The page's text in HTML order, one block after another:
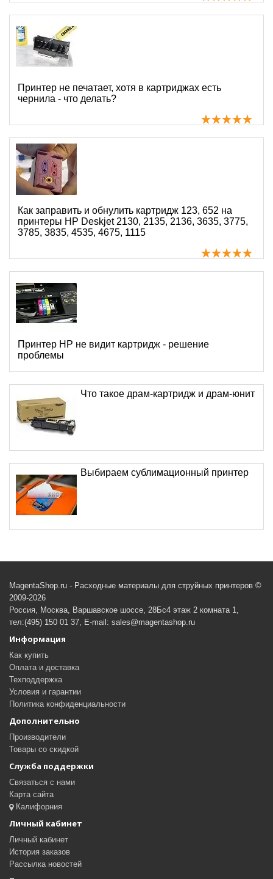
Принтер не печатает, хотя в картриджах есть
чернила - что делать?
Как заправить и обнулить картридж 123, 652 на
принтеры HP Deskjet 2130, 2135, 2136, 3635, 3775,
3785, 3835, 4535, 4675, 1115
Принтер HP не видит картридж - решение
проблемы
Что такое драм-картридж и драм-юнит
Выбираем сублимационный принтер
MagentaShop.ru - Расходные материалы для струйных принтеров ©
2009-2026
Россия, Москва, Варшавское шоссе, 28Бс4 этаж 2 комната 1,
тел:(495) 150 01 37, E-mail: sales@magentashop.ru
Информация
Как купить
Оплата и доставка
Техподдержка
Условия и гарантии
Политика конфиденциальности
Дополнительно
Производители
Товары со скидкой
Служба поддержки
Связаться с нами
Карта сайта
Калифорния
Личный кабинет
Личный кабинет
История заказов
Рассылка новостей